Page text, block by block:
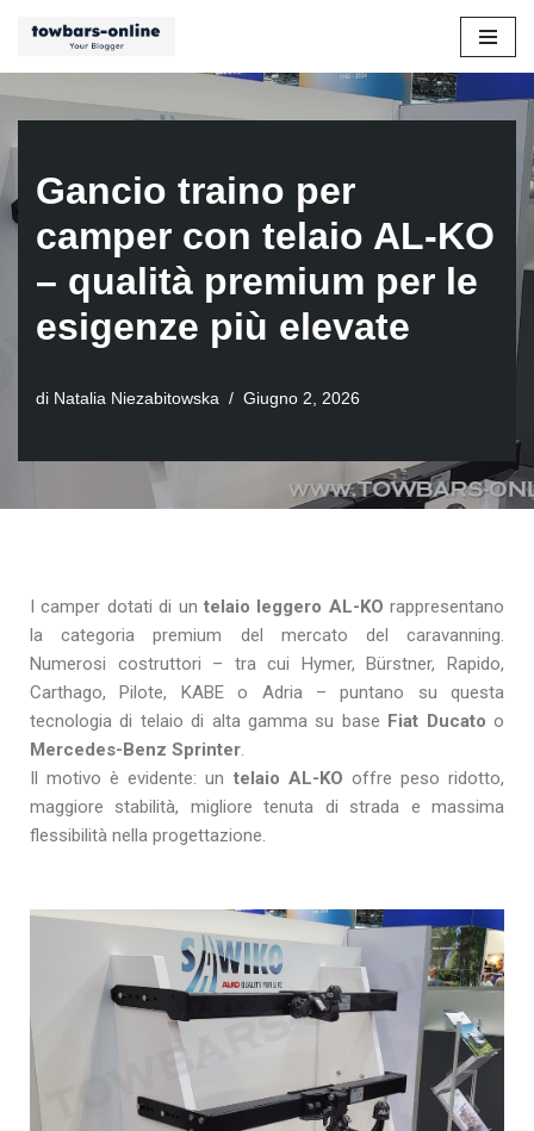
al
contenuto
Gancio traino per
camper con telaio AL-KO
– qualità premium per le
esigenze più elevate
di Natalia Niezabitowska Giugno 2, 2026
I camper dotati di un telaio leggero AL-KO rappresentano
la categoria premium del mercato del caravanning.
Numerosi costruttori – tra cui Hymer, Bürstner, Rapido,
Carthago, Pilote, KABE o Adria – puntano su questa
tecnologia di telaio di alta gamma su base Fiat Ducato o
Mercedes-Benz Sprinter.
Il motivo è evidente: un telaio AL-KO offre peso ridotto,
maggiore stabilità, migliore tenuta di strada e massima
flessibilità nella progettazione.